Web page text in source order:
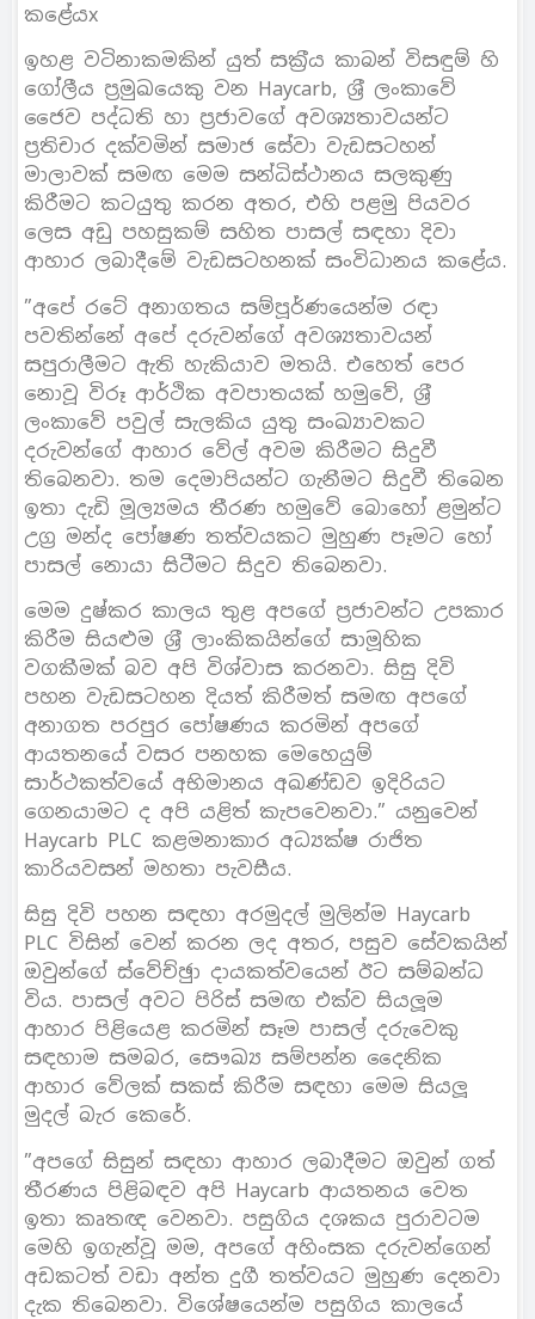
කළේයx
ඉහළ වටිනාකමකින් යුත් සක‍්‍රීය කාබන් විසඳුම් හි
ගෝලීය ප‍්‍රමුඛයෙකු වන Haycarb, ශ‍්‍රී ලංකාවේ
ජෛව පද්ධති හා ප‍්‍රජාවගේ අවශ්‍යතාවයන්ට
ප‍්‍රතිචාර දක්වමින් සමාජ සේවා වැඩසටහන්
මාලාවක් සමඟ මෙම සන්ධිස්ථානය සලකුණු
කිරීමට කටයුතු කරන අතර, එහි පළමු පියවර
ලෙස අඩු පහසුකම් සහිත පාසල් සඳහා දිවා
ආහාර ලබාදීමේ වැඩසටහනක් සංවිධානය කළේය.
”අපේ රටේ අනාගතය සම්පූර්ණයෙන්ම රඳා
පවතින්නේ අපේ දරුවන්ගේ අවශ්‍යතාවයන්
සපුරාලීමට ඇති හැකියාව මතයි. එහෙත් පෙර
නොවූ විරූ ආර්ථික අවපාතයක් හමුවේ, ශ‍්‍රී
ලංකාවේ පවුල් සැලකිය යුතු සංඛ්‍යාවකට
දරුවන්ගේ ආහාර වේල් අවම කිරීමට සිදුවී
තිබෙනවා. තම දෙමාපියන්ට ගැනීමට සිදුවී තිබෙන
ඉතා දැඩි මූල්‍යමය තීරණ හමුවේ බොහෝ ළමුන්ට
උග‍්‍ර මන්ද පෝෂණ තත්වයකට මුහුණ පෑමට හෝ
පාසල් නොයා සිටීමට සිදුව තිබෙනවා.
මෙම දුෂ්කර කාලය තුළ අපගේ ප‍්‍රජාවන්ට උපකාර
කිරීම සියළුම ශ‍්‍රී ලාංකිකයින්ගේ සාමූහික
වගකීමක් බව අපි විශ්වාස කරනවා. සිසු දිවි
පහන වැඩසටහන දියත් කිරීමත් සමඟ අපගේ
අනාගත පරපුර පෝෂණය කරමින් අපගේ
ආයතනයේ වසර පනහක මෙහෙයුම්
සාර්ථකත්වයේ අභිමානය අඛණ්ඩව ඉදිරියට
ගෙනයාමට ද අපි යළිත් කැපවෙනවා.” යනුවෙන්
Haycarb PLC කළමනාකාර අධ්‍යක්ෂ රාජිත
කාරියවසන් මහතා පැවසීය.
සිසු දිවි පහන සඳහා අරමුදල් මුලින්ම Haycarb
PLC විසින් වෙන් කරන ලද අතර, පසුව සේවකයින්
ඔවුන්ගේ ස්වේච්ඡුා දායකත්වයෙන් ඊට සම්බන්ධ
විය. පාසල් අවට පිරිස් සමඟ එක්ව සියලූම
ආහාර පිළියෙළ කරමින් සෑම පාසල් දරුවෙකු
සඳහාම සමබර, සෞඛ්‍ය සම්පන්න දෛනික
ආහාර වේලක් සකස් කිරීම සඳහා මෙම සියලූ
මුදල් බැර කෙරේ.
”අපගේ සිසුන් සඳහා ආහාර ලබාදීමට ඔවුන් ගත්
තීරණය පිළිබඳව අපි Haycarb ආයතනය වෙත
ඉතා කෘතඥ වෙනවා. පසුගිය දශකය පුරාවටම
මෙහි ඉගැන්වූ මම, අපගේ අහිංසක දරුවන්ගෙන්
අඩකටත් වඩා අන්ත දුගී තත්වයට මුහුණ දෙනවා
දැක තිබෙනවා. විශේෂයෙන්ම පසුගිය කාලයේ